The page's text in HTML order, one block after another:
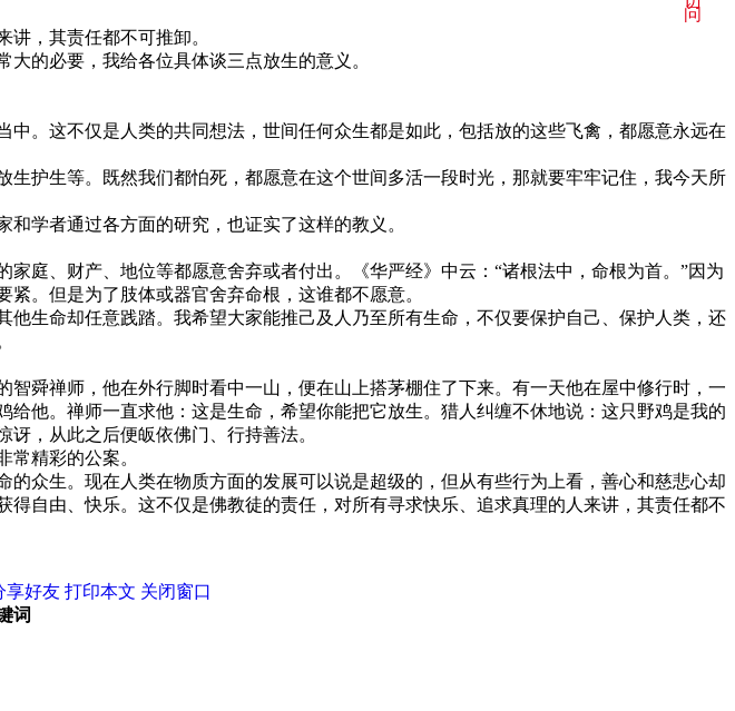
问
，其责任都不可推卸。
的必要，我给各位具体谈三点放生的意义。
。这不仅是人类的共同想法，世间任何众生都是如此，包括放的这些飞禽，都愿意永远在
护生等。既然我们都怕死，都愿意在这个世间多活一段时光，那就要牢牢记住，我今天所
学者通过各方面的研究，也证实了这样的教义。
庭、财产、地位等都愿意舍弃或者付出。《华严经》中云：“诸根法中，命根为首。”因为
。但是为了肢体或器官舍弃命根，这谁都不愿意。
生命却任意践踏。我希望大家能推己及人乃至所有生命，不仅要保护自己、保护人类，还
舜禅师，他在外行脚时看中一山，便在山上搭茅棚住了下来。有一天他在屋中修行时，一
他。禅师一直求他：这是生命，希望你能把它放生。猎人纠缠不休地说：这只野鸡是我的
，从此之后便皈依佛门、行持善法。
精彩的公案。
众生。现在人类在物质方面的发展可以说是超级的，但从有些行为上看，善心和慈悲心却
自由、快乐。这不仅是佛教徒的责任，对所有寻求快乐、追求真理的人来讲，其责任都不
享好友 打印本文 关闭窗口
词